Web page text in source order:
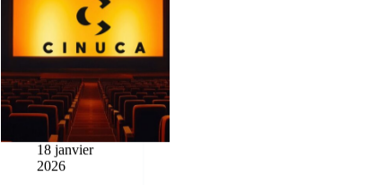
18 janvier
2026